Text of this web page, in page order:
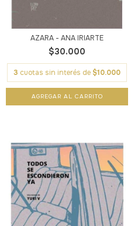
AZARA - ANA IRIARTE
$30.000
3 cuotas sin interés de $10.000